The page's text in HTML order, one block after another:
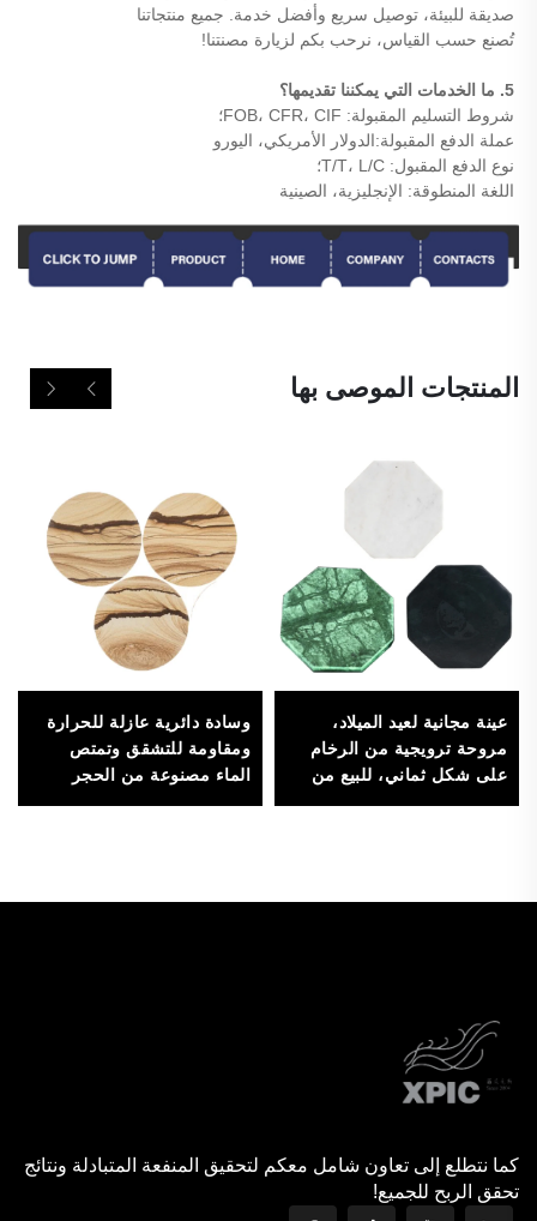
صديقة للبيئة، توصيل سريع وأفضل خدمة. جميع منتجاتنا
تُصنع حسب القياس، نرحب بكم لزيارة مصنتنا!
5. ما الخدمات التي يمكننا تقديمها؟
شروط التسليم المقبولة: FOB، CFR، CIF؛
عملة الدفع المقبولة:الدولار الأمريكي، اليورو
نوع الدفع المقبول: T/T، L/C؛
اللغة المنطوقة: الإنجليزية، الصينية
المنتجات الموصى بها
عينة مجانية لعيد الميلاد،
مروحة ترويجية من الرخام
على شكل ثماني، للبيع من
المصنع، لفرش ووسائد
وسادة دائرية عازلة للحرارة
ومقاومة للتشقق وتمتص
الماء مصنوعة من الحجر
الرملي
كما نتطلع إلى تعاون شامل معكم لتحقيق المنفعة المتبادلة ونتائج
تحقق الربح للجميع!